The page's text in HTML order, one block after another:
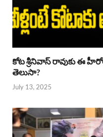
కోట శ్రీనివాస్ రావుకు ఈ
తెలుసా?
July 13, 2025